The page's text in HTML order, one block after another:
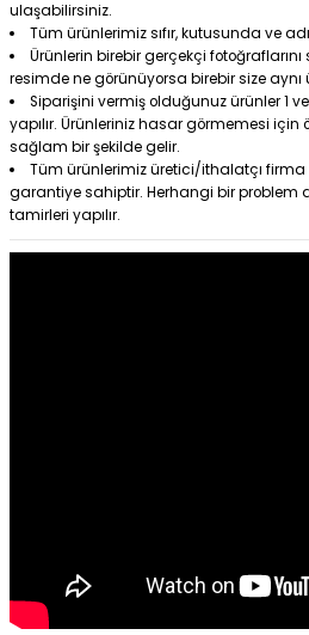
ulaşabilirsiniz.
Tüm ürünlerimiz sıfır, kutusunda ve
Ürünlerin birebir gerçekçi
resimde ne görünüyorsa birebir size aynı
Siparişini vermiş olduğunuz ürünler 1
yapılır. Ürünleriniz hasar görmemesi için
sağlam bir şekilde gelir.
Tüm ürünlerimiz üretici/ithalatçı firma
garantiye sahiptir. Herhangi bir problem
tamirleri yapılır.